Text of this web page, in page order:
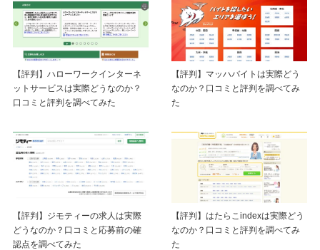
【評判】ハローワークインターネ
ットサービスは実際どうなのか？
口コミと評判を調べてみた
【評判】マッハバイトは実際どう
なのか？口コミと評判を調べてみ
た
【評判】ジモティーの求人は実際
どうなのか？口コミと応募前の確
認点を調べてみた
【評判】はたらこindexは実際どう
なのか？口コミと評判を調べてみ
た